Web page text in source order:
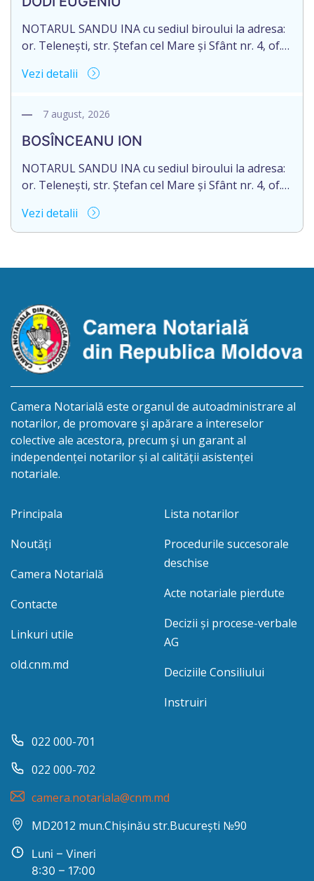
de 16.05.2027 termenul de opțiune pentru
acceptarea […]
NOTARUL SANDU INA cu sediul biroului la adresa:
or. Telenești, str. Ștefan cel Mare și Sfânt nr. 4, of.
succesorale în urma decesului cet. DODI EUGENIU,
2003035009604, decedat/ă la data de 12.01.2026
/doisprezece ianuarie anul două mii douăzeci și
șase/. Eliberarea certificatului de moștenitor este
[…]
Vezi detalii
7 august, 2026
BOSÎNCEANU ION
NOTARUL SANDU INA cu sediul biroului la adresa:
or. Telenești, str. Ștefan cel Mare și Sfânt nr. 4, of.
succesorale în urma decesului cet. BOSÎNCEANU
ION, născut/ă la 21.07.1980, cod personal
/cincisprezece mai anul două mii douăzeci și unu/.
Vezi detalii
Camera Notarială este organul de autoadministrare al
notarilor, de promovare şi apărare a intereselor
colective ale acestora, precum şi un garant al
independenței notarilor și al calității asistenței
notariale.
Principala
Noutăți
Camera Notarială
Contacte
Linkuri utile
old.cnm.md
Lista notarilor
Procedurile succesorale
deschise
Acte notariale pierdute
Decizii și procese-verbale
AG
Deciziile Consiliului
Instruiri
022 000-701
022 000-702
camera.notariala@cnm.md
MD2012 mun.Chișinău str.București №90
Luni – Vineri
8:30 – 17:00